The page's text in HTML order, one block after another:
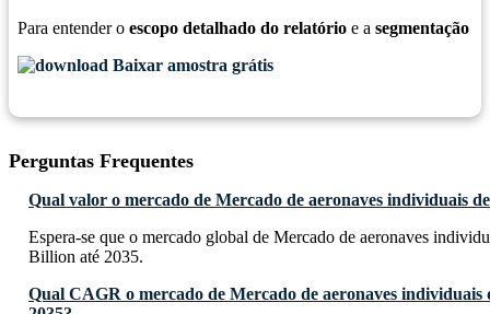
Para entender o escopo detalhado do relatório e a segmentação
Baixar amostra grátis
Perguntas Frequentes
Qual valor o mercado de Mercado de aeronaves individuais
Espera-se que o mercado global de Mercado de aeronaves
Billion até 2035.
Qual CAGR o mercado de Mercado de aeronaves individuais